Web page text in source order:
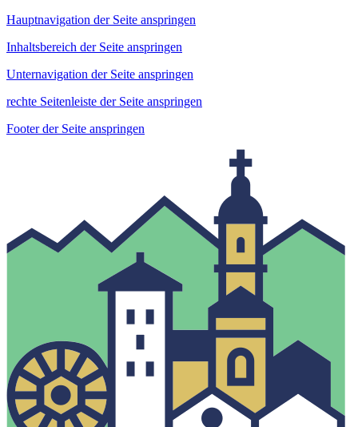
Hauptnavigation der Seite anspringen
Inhaltsbereich der Seite anspringen
Unternavigation der Seite anspringen
rechte Seitenleiste der Seite anspringen
Footer der Seite anspringen